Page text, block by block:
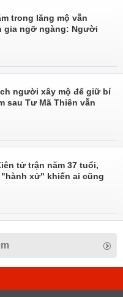
trong lăng mộ vẫn
gia ngỡ ngàng: Người
người xây mộ để giữ bí
sau Tư Mã Thiên vẫn
tử trận năm 37 tuổi,
xử" khiến ai cũng